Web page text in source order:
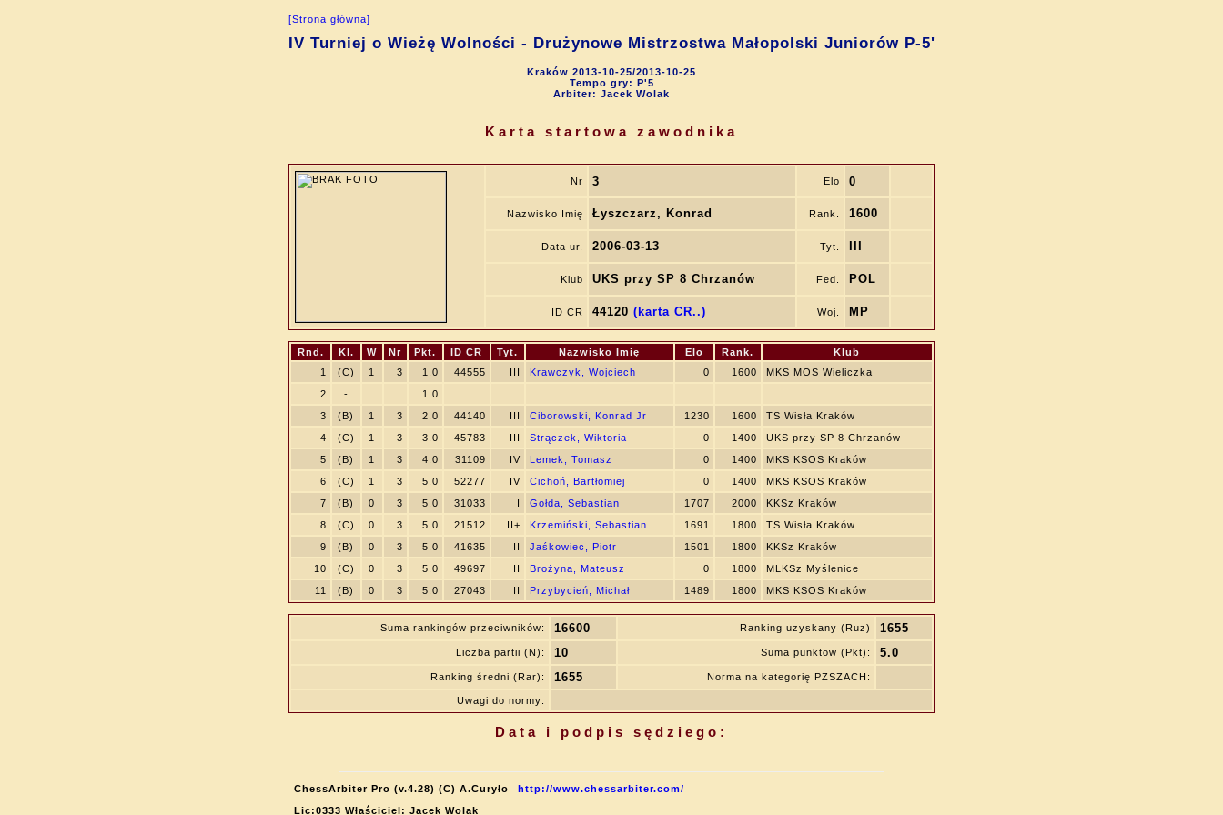
[Strona główna]
IV Turniej o Wieżę Wolności - Drużynowe Mistrzostwa Małopolski Juniorów P-5'
Kraków 2013-10-25/2013-10-25
Tempo gry: P'5
Arbiter: Jacek Wolak
Karta startowa zawodnika
Nr 3 Elo 0
Nazwisko Imię Łyszczarz, Konrad Rank. 1600
Data ur. 2006-03-13 Tyt.
Klub UKS przy SP 8 Chrzanów Fed. POL
ID CR 44120 (karta CR..) Woj. MP
Rnd. Kl. W Nr Pkt. ID CR Tyt. Nazwisko Imię Elo Rank.
Klub
1
(C) 1 3 1.0 44555 III Krawczyk, Wojciech 0 1600
MKS MOS Wieliczka
2
-
1.0
3
(B) 1 3 2.0 44140 III Ciborowski, Konrad Jr 1230 1600
TS Wisła Kraków
4
(C) 1 3 3.0 45783 III Strączek, Wiktoria 0 1400
UKS przy SP 8 Chrzanów
5
(B) 1 3 4.0 31109 IV Lemek, Tomasz 0 1400
MKS KSOS Kraków
6
(C) 1 3 5.0 52277 IV Cichoń, Bartłomiej 0 1400
MKS KSOS Kraków
7
(B) 0 3 5.0 31033 I Gołda, Sebastian 1707 2000
KKSz Kraków
8
(C) 0 3 5.0 21512 II+ Krzemiński, Sebastian 1691 1800
TS Wisła Kraków
9
(B) 0 3 5.0 41635 II Jaśkowiec, Piotr 1501 1800
KKSz Kraków
10
(C) 0 3 5.0 49697 II Brożyna, Mateusz 0 1800
MLKSz Myślenice
11
(B) 0 3 5.0 27043 II Przybycień, Michał 1489 1800 MKS KSOS Kraków
Suma rankingów przeciwników: 16600 Ranking uzyskany (Ruz) 1655
Liczba partii (N): 10 Suma punktow (Pkt): 5.0
Ranking średni (Rar): 1655 Norma na kategorię PZSZACH:
Uwagi do normy:
Data i podpis sędziego:
ChessArbiter Pro (v.4.28) (C) A.Curyło
http://www.chessarbiter.com/
Lic:0333 Właściciel: Jacek Wolak